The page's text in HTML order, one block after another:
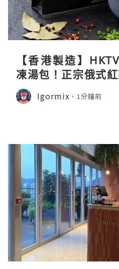
【香港製造】
凍湯包！正宗俄式
龍蝦濃湯與生酮膠原
Igormix 1分鐘前